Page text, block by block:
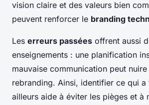
vision claire et des valeurs bien
peuvent renforcer le branding
Les erreurs passées offrent aussi
enseignements : une planification
mauvaise communication peut
rebranding. Ainsi, identifier ce qui a
ailleurs aide à éviter les pièges et à